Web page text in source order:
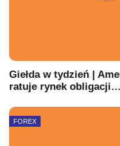
Giełda w tydzień |
ratuje rynek obligacji…
FOREX